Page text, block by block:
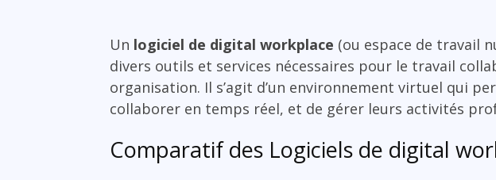
Un logiciel de digital workplace (ou espace de travail
divers outils et services nécessaires pour le travail
organisation. Il s’agit d’un environnement virtuel qui
collaborer en temps réel, et de gérer leurs activités
Comparatif des Logiciels de digital